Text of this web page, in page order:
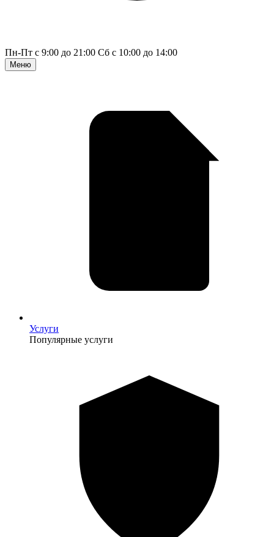
Пн-Пт с 9:00 до 21:00 Сб с 10:00 до 14:00
Меню
Услуги
Популярные услуги